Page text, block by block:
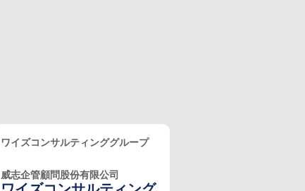
ワイズコンサルティンググループ
威志企管顧問股份有限公司